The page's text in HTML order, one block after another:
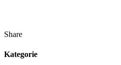
Share
Kategorie